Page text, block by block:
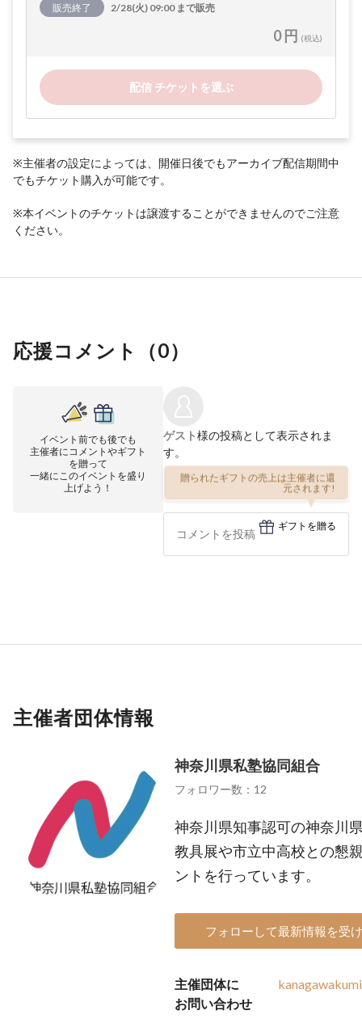
販売終了 2/28(火) 09:00 まで販売
0 円 (税込)
配信 チケットを選ぶ
※主催者の設定によっては、開催日後でもアーカイブ配信期間中
でもチケット購入が可能です。
※本イベントのチケットは譲渡することができませんのでご注意
ください。
応援コメント（0）
イベント前でも後でも
主催者にコメントやギフト
を贈って
一緒にこのイベントを盛り
上げよう！
ゲスト様の投稿として表示されま
す。
贈られたギフトの売上は主催者に還
元されます!
ギフトを贈る
主催者団体情報
神奈川県私塾協同組合
フォロワー数：12
神奈川県知事認可の神奈川
教具展や市立中高校との懇
ントを行っています。
フォローして最新情報を受
主催団体に
お問い合わせ